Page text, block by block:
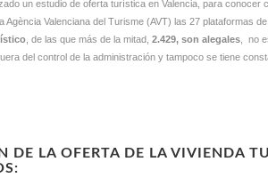
un estudio de oferta turística en Valencia, para conocer
Agència Valenciana del Turisme (AVT) las 27 plataformas
, de las que más de la mitad, 2.429, son alegales , no
del control de la administración y tampoco se tiene
DE LA OFERTA DE LA VIVIENDA